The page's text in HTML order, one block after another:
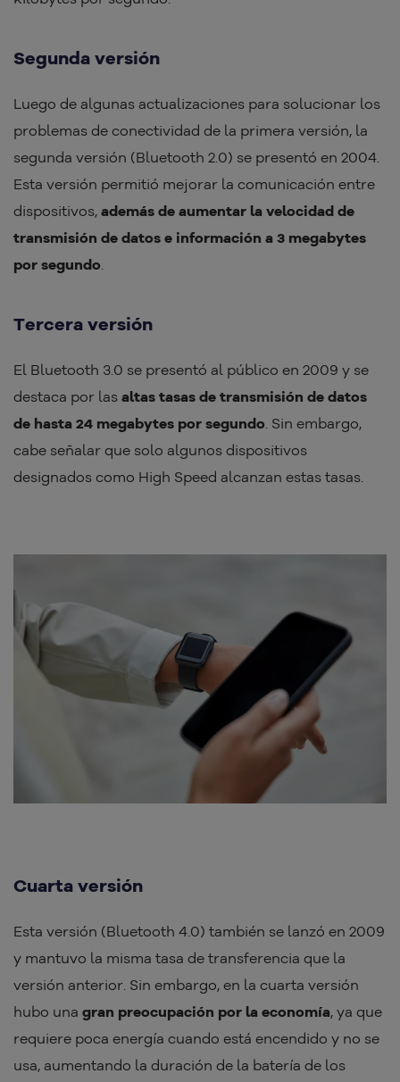
Segunda versión
Luego de algunas actualizaciones para solucionar los
problemas de conectividad de la primera versión, la
segunda versión (Bluetooth 2.0) se presentó en 2004.
Esta versión permitió mejorar la comunicación entre
dispositivos, además de aumentar la velocidad de
transmisión de datos e información a 3 megabytes
por segundo.
Tercera versión
El Bluetooth 3.0 se presentó al público en 2009 y se
destaca por las altas tasas de transmisión de datos
de hasta 24 megabytes por segundo. Sin embargo,
cabe señalar que solo algunos dispositivos
designados como High Speed alcanzan estas tasas.
Cuarta versión
Esta versión (Bluetooth 4.0) también se lanzó en 2009
y mantuvo la misma tasa de transferencia que la
versión anterior. Sin embargo, en la cuarta versión
hubo una gran preocupación por la economía, ya que
requiere poca energía cuando está encendido y no se
usa, aumentando la duración de la batería de los